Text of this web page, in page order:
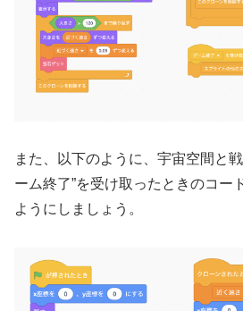
また、以下のように、宇宙空間と
ーム終了”を受け取ったときのコー
ようにしましょう。